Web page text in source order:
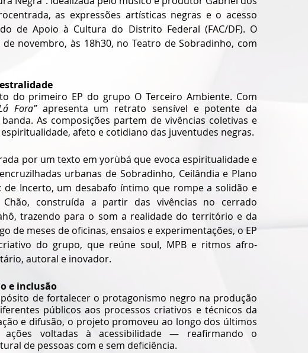
as expressões artísticas negras e o acesso
de Apoio à Cultura do Distrito Federal (FAC/DF). O
novembro, às 18h30, no Teatro de Sobradinho, com
do primeiro EP do grupo O Terceiro Ambiente. Com
Fora” apresenta um retrato sensível e potente da
As composições partem de vivências coletivas e
afeto e cotidiano das juventudes negras.
por um texto em yorùbá que evoca espiritualidade e
urbanas de Sobradinho, Ceilândia e Plano
Incerto, um desabafo íntimo que rompe a solidão e
construída a partir das vivências no cerrado
trazendo para o som a realidade do território e da
de meses de oficinas, ensaios e experimentações, o EP
do grupo, que reúne soul, MPB e ritmos afro-
autoral e inovador.
e inclusão
de fortalecer o protagonismo negro na produção
públicos aos processos criativos e técnicos da
e difusão, o projeto promoveu ao longo dos últimos
ações voltadas à acessibilidade — reafirmando o
de pessoas com e sem deficiência.